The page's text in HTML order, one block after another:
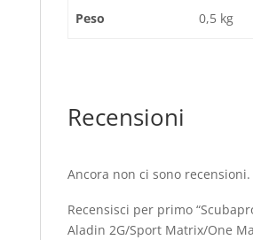
Peso 0,5 kg
Recensioni
Ancora non ci sono recensioni.
Recensisci per primo
Aladin 2G/Sport Matrix/One